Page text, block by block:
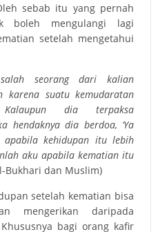
sebab itu yang pernah
boleh mengulangi lagi
setelah mengetahui
salah seorang dari kalian
karena suatu kemudaratan
dia terpaksa
hendaknya dia berdoa, ‘Ya
kehidupan itu lebih
aku apabila kematian itu
Bukhari dan Muslim)
setelah kematian bisa
mengerikan daripada
bagi orang kafir